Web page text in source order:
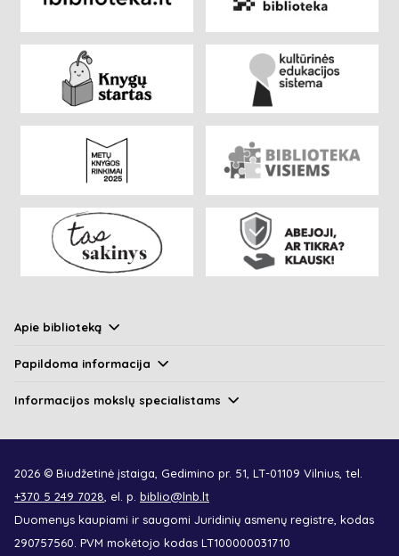
Apie biblioteką
Papildoma informacija
Informacijos mokslų specialistams
2026 © Biudžetinė įstaiga, Gedimino pr. 51, LT-01109 Vilnius, tel.
+370 5 249 7028 , el. p. biblio@lnb.lt
Duomenys kaupiami ir saugomi Juridinių asmenų registre, kodas
290757560. PVM mokėtojo kodas LT100000031710